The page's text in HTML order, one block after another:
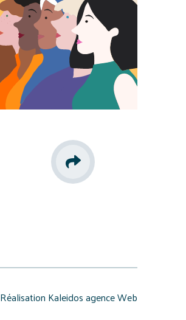
Réalisation Kaleidos agence Web